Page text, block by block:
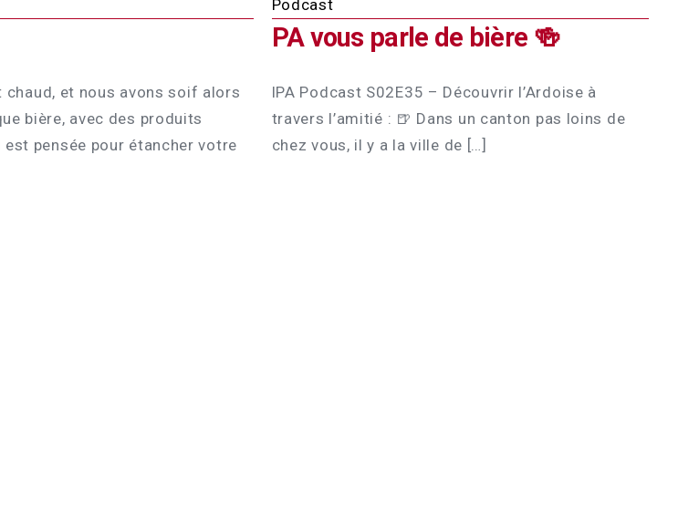
et nous avons soif alors
bière, avec des produits
pensée pour étancher votre
Podcast
PA vous parle de bière 🍻
lPA Podcast S02E35 – Découvrir l’Ardoise à
travers l’amitié : 🍺 Dans un canton pas loins de
chez vous, il y a la ville de […]